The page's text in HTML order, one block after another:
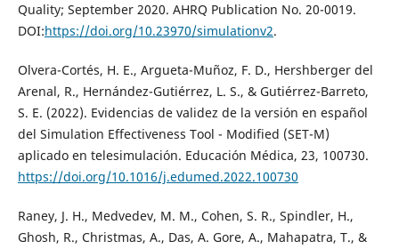
Quality; September 2020. AHRQ Publication No. 20-0019.
DOI:https://doi.org/10.23970/simulationv2.
Olvera-Cortés, H. E., Argueta-Muñoz, F. D., Hershberger del
Arenal, R., Hernández-Gutiérrez, L. S., & Gutiérrez-Barreto,
S. E. (2022). Evidencias de validez de la versión en español
del Simulation Effectiveness Tool - Modified (SET-M)
aplicado en telesimulación. Educación Médica, 23, 100730.
https://doi.org/10.1016/j.edumed.2022.100730
Raney, J. H., Medvedev, M. M., Cohen, S. R., Spindler, H.,
Ghosh, R., Christmas, A., Das, A. Gore, A., Mahapatra, T., &